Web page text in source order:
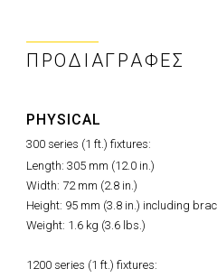
ΠΡΟΔΙΑΓΡΑΦΈΣ
PHYSICAL
300 series (1 ft.) fixtures:
Length: 305 mm (12.0 in.)
Width: 72 mm (2.8 in.)
Height: 95 mm (3.8 in.) including
Weight: 1.6 kg (3.6 lbs.)
1200 series (1 ft.) fixtures: